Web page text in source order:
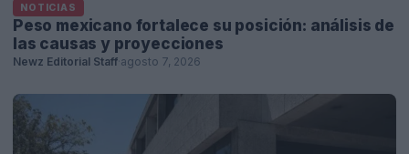
NOTICIAS
Peso mexicano fortalece su posición: análisis de
las causas y proyecciones
Newz Editorial Staff agosto 7, 2026